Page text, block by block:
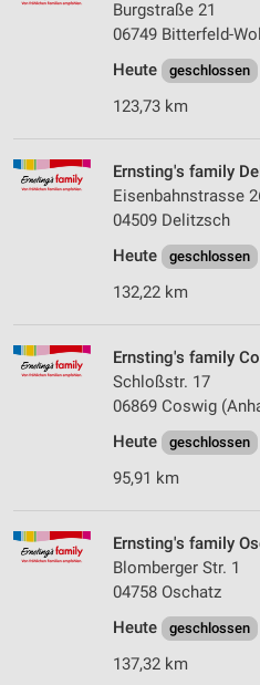
Burgstraße 21
06749 Bitterfeld-
Heute
geschlossen
123,73 km
Ernsting's family
Eisenbahnstrasse
04509 Delitzsch
Heute
geschlossen
132,22 km
Ernsting's family
Schloßstr. 17
06869 Coswig
Heute
geschlossen
95,91 km
Ernsting's family
Blomberger Str. 1
04758 Oschatz
Heute
geschlossen
137,32 km